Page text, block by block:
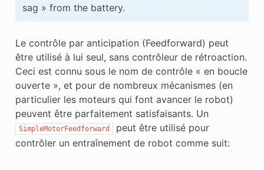
sag » from the battery.
Le contrôle par anticipation (Feedforward) peut
être utilisé à lui seul, sans contrôleur de rétroaction.
Ceci est connu sous le nom de contrôle « en boucle
ouverte », et pour de nombreux mécanismes (en
particulier les moteurs qui font avancer le robot)
peuvent être parfaitement satisfaisants. Un
SimpleMotorFeedforward
peut être utilisé pour
contrôler un entraînement de robot comme suit: